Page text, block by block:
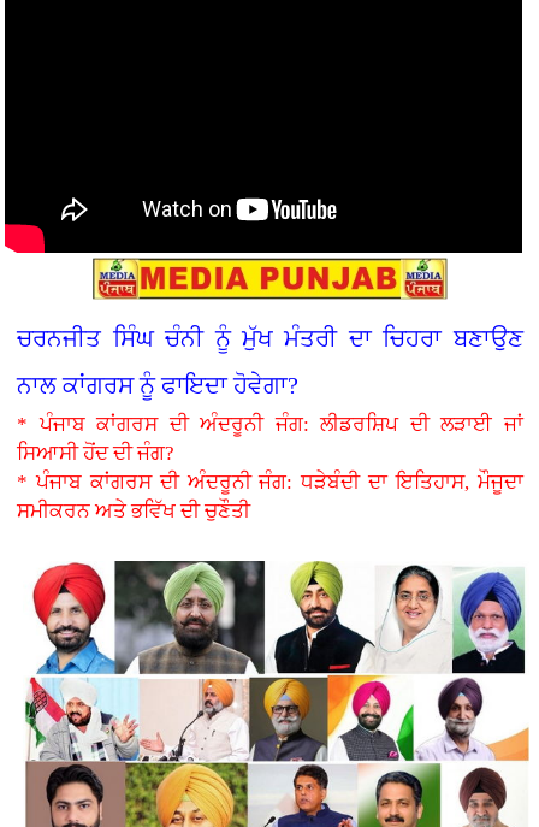
ਚਰਨਜੀਤ ਸਿੰਘ ਚੰਨੀ ਨੂੰ ਮੁੱਖ ਮੰਤਰੀ ਦਾ ਚਿਹਰਾ ਬਣਾਉਣ
ਨਾਲ ਕਾਂਗਰਸ ਨੂੰ ਫਾਇਦਾ ਹੋਵੇਗਾ?
* ਪੰਜਾਬ ਕਾਂਗਰਸ ਦੀ ਅੰਦਰੂਨੀ ਜੰਗ: ਲੀਡਰਸ਼ਿਪ ਦੀ ਲੜਾਈ ਜਾਂ
ਸਿਆਸੀ ਹੋਂਦ ਦੀ ਜੰਗ?
* ਪੰਜਾਬ ਕਾਂਗਰਸ ਦੀ ਅੰਦਰੂਨੀ ਜੰਗ: ਧੜੇਬੰਦੀ ਦਾ ਇਤਿਹਾਸ, ਮੌਜੂਦਾ
ਸਮੀਕਰਨ ਅਤੇ ਭਵਿੱਖ ਦੀ ਚੁਣੌਤੀ